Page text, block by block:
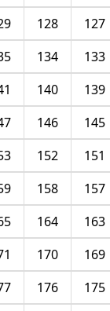
127
128
133
134
139
140
145
146
151
152
157
158
163
164
169
170
175
176